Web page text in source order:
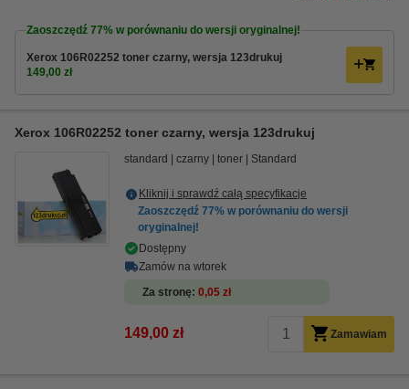
Zaoszczędź 77% w porównaniu do wersji oryginalnej!
Xerox 106R02252 toner czarny, wersja 123drukuj
149,00 zł
Xerox 106R02252 toner czarny, wersja 123drukuj
standard czarny toner Standard
Kliknij i sprawdź całą specyfikacje
Zaoszczędź 77% w porównaniu do wersji
oryginalnej!
Dostępny
Zamów na wtorek
Za stronę 0,05 zł
149,00 zł Zamawiam